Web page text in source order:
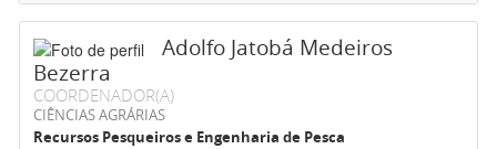
Adolfo Jatobá Medeiros
Bezerra
COORDENADOR(A)
CIÊNCIAS AGRÁRIAS
Recursos Pesqueiros e Engenharia de Pesca